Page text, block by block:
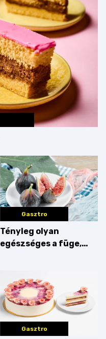
Gasztro
Tényleg olyan
egészséges a füge,
Gasztro